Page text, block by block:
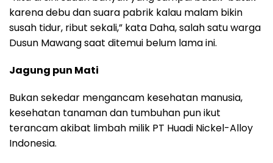
karena debu dan suara pabrik kalau malam bikin
susah tidur, ribut sekali,” kata Daha, salah satu warga
Dusun Mawang saat ditemui belum lama ini.
Jagung pun Mati
Bukan sekedar mengancam kesehatan manusia,
kesehatan tanaman dan tumbuhan pun ikut
terancam akibat limbah milik PT Huadi Nickel-Alloy
Indonesia.